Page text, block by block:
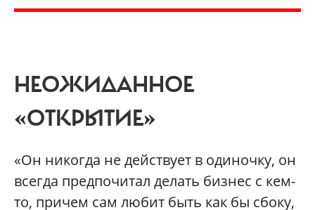
НЕОЖИДАННОЕ
«ОТКРЫТИЕ»
«Он никогда не действует в одиночку, он
всегда предпочитал делать бизнес с кем-
то, причем сам любит быть как бы сбоку,